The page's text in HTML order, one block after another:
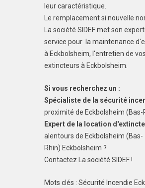
leur caractéristique.
Le remplacement si nouvelle
La société SIDEF met son
service pour la maintenance
à Eckbolsheim, l'entretien de vos
extincteurs à Eckbolsheim.
Si vous recherchez un :
Spécialiste de la sécurité
proximité de Eckbolsheim (Bas-
Expert de la location
alentours de Eckbolsheim (Bas-
Rhin) Eckbolsheim ?
Contactez La société SIDEF !
Mots clés : Sécurité Incendie